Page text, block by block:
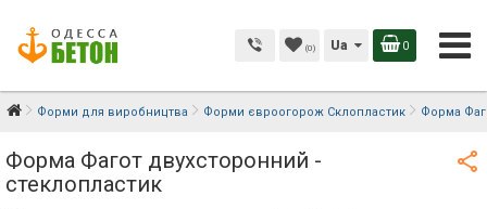
(0) Ua 0
Форми для виробництва Форми євроогорож Склопластик Форма
Форма Фагот двухсторонний -
стеклопластик